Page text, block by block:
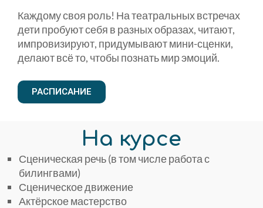
Каждому своя роль! На театральных встречах
дети пробуют себя в разных образах, читают,
импровизируют, придумывают мини-сценки,
делают всё то, чтобы познать мир эмоций.
РАСПИСАНИЕ
На курсе
Сценическая речь (в том числе работа с
билингвами)
Сценическое движение
Актёрское мастерство